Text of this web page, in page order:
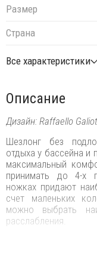
Размер
Страна
Все характеристики
Описание
Дизайн: Raffaello
Шезлонг без
отдыха у бассейна и
максимальный
принимать до 4-х
ножках придают
счет маленьких
можно выбрать
расслабления.